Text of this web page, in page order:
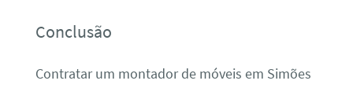
Conclusão
Contratar um montador de móveis em Simões